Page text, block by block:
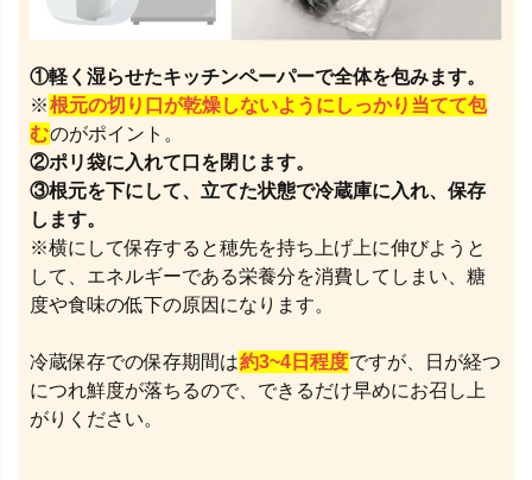
①軽く湿らせたキッチンペーパーで全体を包みます。
※根元の切り口が乾燥しないようにしっかり当てて包
むのがポイント。
②ポリ袋に入れて口を閉じます。
③根元を下にして、立てた状態で冷蔵庫に入れ、保存
します。
※横にして保存すると穂先を持ち上げ上に伸びようと
して、エネルギーである栄養分を消費してしまい、糖
度や食味の低下の原因になります。
冷蔵保存での保存期間は約3~4日程度ですが、日が経つ
につれ鮮度が落ちるので、できるだけ早めにお召し上
がりください。